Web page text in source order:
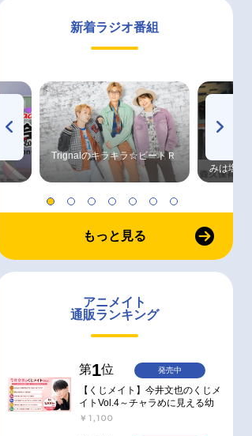
新着ラジオ番組
Trignalのキラキラ☆ビートＲ
みは塩だけ
もっと見る
アニメイト
通販ランキング
第1位
【くじメイト】今井文也のくじメ
イトVol.4～チャラめに見える幼
馴染、実は一途で独占欲が強いん
￥1,100
発売中